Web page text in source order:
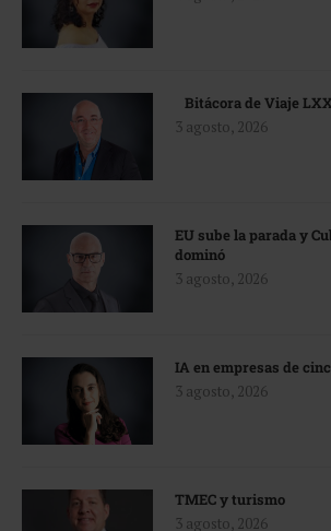
Bitácora de Viaje LXX
3 agosto, 2026
EU sube la parada y
dominó
3 agosto, 2026
IA en empresas de
3 agosto, 2026
TMEC y turismo
3 agosto, 2026